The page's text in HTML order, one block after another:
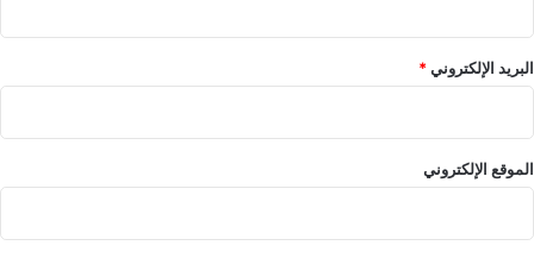
البريد الإلكتروني*
الموقع الإلكتروني